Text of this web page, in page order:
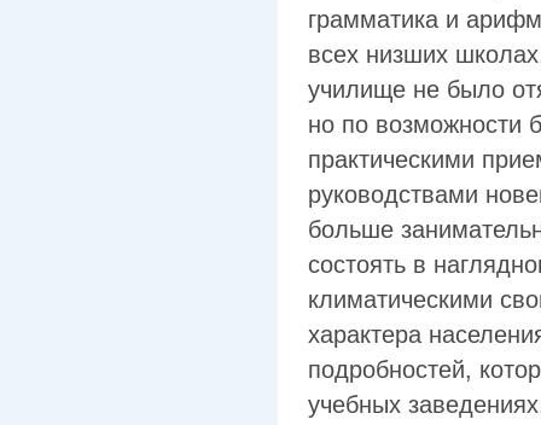
грамматика и
всех низших
училище не было
но по возможности
практическими
руководствами
больше
состоять в
климатическими
характера
подробностей,
учебных